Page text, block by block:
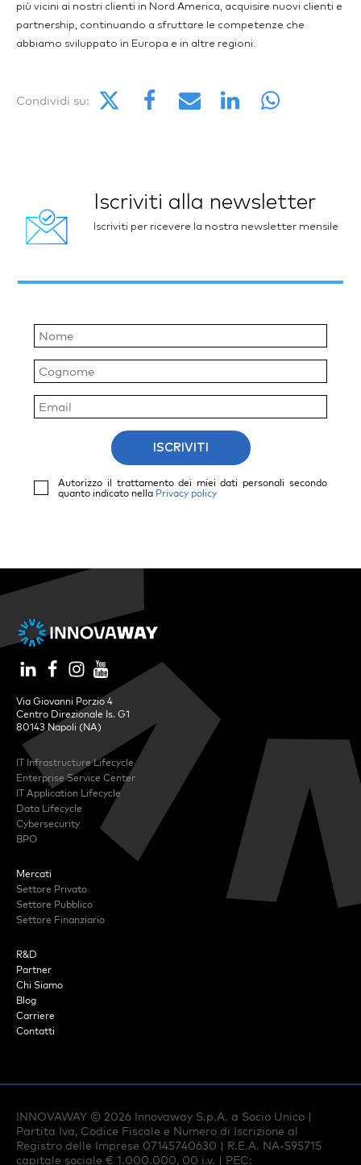
più vicini ai nostri clienti in Nord America, acquisire nuovi clienti e
partnership, continuando a sfruttare le competenze che
abbiamo sviluppato in Europa e in altre regioni.
Condividi su:
Iscriviti alla newsletter
Iscriviti per ricevere la nostra newsletter mensile
ISCRIVITI
Autorizzo il trattamento dei miei dati personali secondo
quanto indicato nella Privacy policy
Via Giovanni Porzio 4
Centro Direzionale Is. G1
80143 Napoli (NA)
IT Infrastructure Lifecycle
Enterprise Service Center
IT Application Lifecycle
Data Lifecycle
Cybersecurity
BPO
Mercati
Settore Privato
Settore Pubblico
Settore Finanziario
R&D
Partner
Chi Siamo
Blog
Carriere
Contatti
INNOVAWAY © 2026 Innovaway S.p.A. a Socio Unico |
Partita Iva, Codice Fiscale e Numero di Iscrizione al
Registro delle Imprese 07145740630 | R.E.A. NA-595715
capitale sociale € 1.000.000, 00 i.v. | PEC: